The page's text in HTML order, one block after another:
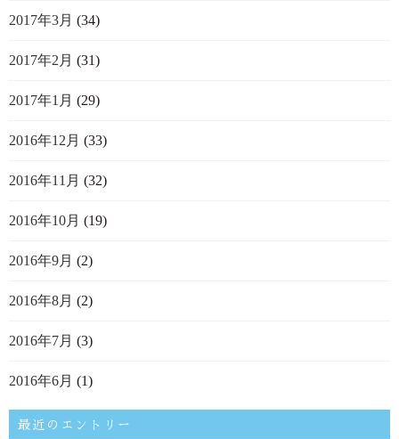
2017年3月 (34)
2017年2月 (31)
2017年1月 (29)
2016年12月 (33)
2016年11月 (32)
2016年10月 (19)
2016年9月 (2)
2016年8月 (2)
2016年7月 (3)
2016年6月 (1)
最近のエントリー